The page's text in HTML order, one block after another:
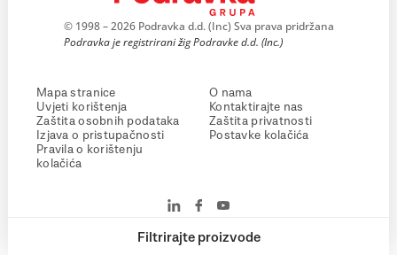
Filtrirajte proizvode
© 1998 – 2026 Podravka d.d. (Inc) Sva prava pridržana
Podravka je registrirani žig Podravke d.d. (Inc.)
Mapa stranice
Uvjeti korištenja
Zaštita osobnih podataka
Izjava o pristupačnosti
Pravila o korištenju
kolačića
O nama
Kontaktirajte nas
Zaštita privatnosti
Postavke kolačića